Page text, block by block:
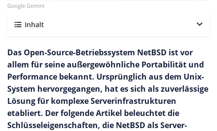
Google Gemini
Inhalt
Das Open-Source-Betriebssystem NetBSD ist vor
allem für seine außergewöhnliche Portabilität und
Performance bekannt. Ursprünglich aus dem Unix-
System hervorgegangen, hat es sich als zuverlässige
Lösung für komplexe Serverinfrastrukturen
etabliert. Der folgende Artikel beleuchtet die
Schlüsseleigenschaften, die NetBSD als Server-